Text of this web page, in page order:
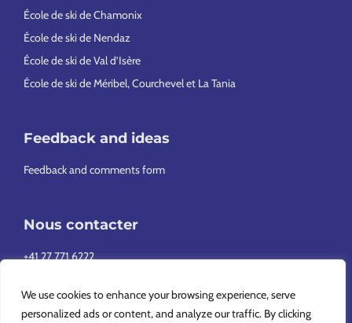
We use cookies to enhance your browsing experience, serve
personalized ads or content, and analyze our traffic. By clicking
École de ski de Chamonix
École de ski de Nendaz
École de ski de Val d’Isère
École de ski de Méribel, Courchevel et La Tania
Feedback and ideas
Feedback and comments form
Nous contacter
+41 27 771 6222